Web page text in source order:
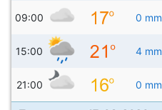
09:00 0 mm
15:00 4 mm
21:00 0 mm